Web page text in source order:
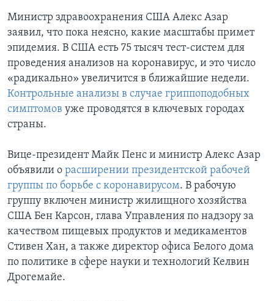
Министр здравоохранения США Алекс Азар
заявил, что пока неясно, какие масштабы примет
эпидемия. В США есть 75 тысяч тест-систем для
проведения анализов на коронавирус, и это число
«радикально» увеличится в ближайшие недели.
Контрольные анализы в случае гриппоподобных
симптомов уже проводятся в ключевых городах
страны.
Вице-президент Майк Пенс и министр Алекс Азар
объявили о расширении президентской рабочей
группы по борьбе с коронавирусом. В рабочую
группу включен министр жилищного хозяйства
США Бен Карсон, глава Управления по надзору за
качеством пищевых продуктов и медикаментов
Стивен Хан, а также директор офиса Белого дома
по политике в сфере науки и технологий Келвин
Дрогемайе. ​